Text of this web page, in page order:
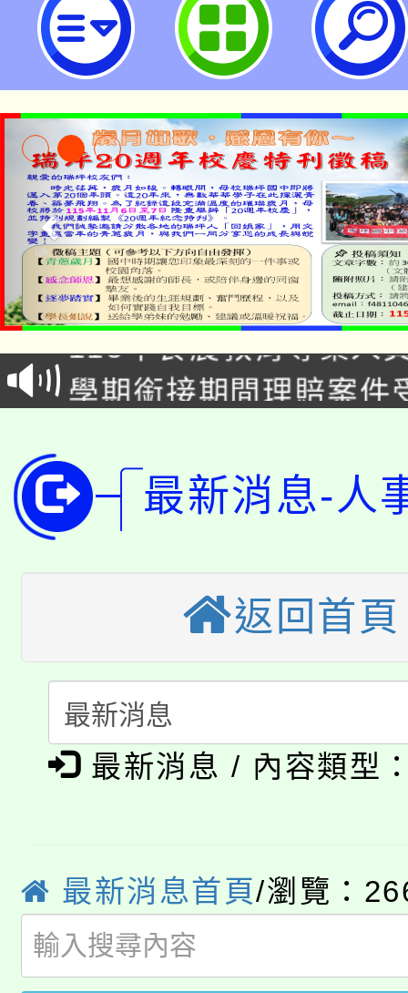
日函有關受僱者同時撫育子女2人
滿30日之育嬰留職停薪疑義-桃園
學
淨零綠生活教案入校路
會
115年食農教育專業人
程
學期銜接期間理賠案件
版
公告本校115學年度第
代理(課)教師甄選結果(
「2026金融保險知識
車」活動
生本土語及新住民語歌
公告本校115學年度第
代理(課)教師甄選結果(
代理(課)教師甄選結果(
轉知中國文化大學推廣
《TA101》溝通分析基
系所師生報名參加。
淨零綠生活教案入校路
115年食農教育專業人
學籍身 分審查程序及
版
淨零綠領人才培育課程
公告本校115學年度第
代理(課)教師甄選結果(
「2026金融保險知識
最新消息-人
返回首頁
最新消息 / 內容類型
最新消息首頁/瀏覽：